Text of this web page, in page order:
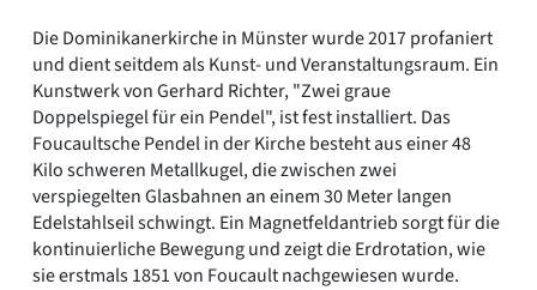
Die Dominikanerkirche in Münster wurde 2017 profaniert
und dient seitdem als Kunst- und Veranstaltungsraum. Ein
Kunstwerk von Gerhard Richter, "Zwei graue
Doppelspiegel für ein Pendel", ist fest installiert. Das
Foucaultsche Pendel in der Kirche besteht aus einer 48
Kilo schweren Metallkugel, die zwischen zwei
verspiegelten Glasbahnen an einem 30 Meter langen
Edelstahlseil schwingt. Ein Magnetfeldantrieb sorgt für die
kontinuierliche Bewegung und zeigt die Erdrotation, wie
sie erstmals 1851 von Foucault nachgewiesen wurde.